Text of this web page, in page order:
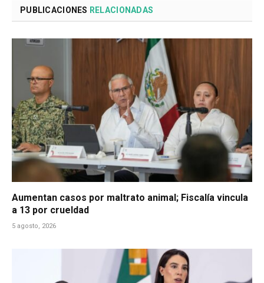
PUBLICACIONES RELACIONADAS
Aumentan casos por maltrato animal; Fiscalía vincula
a 13 por crueldad
5 agosto, 2026